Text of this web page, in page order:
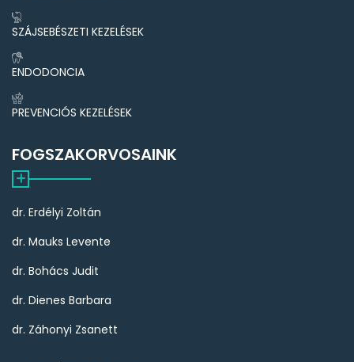
SZÁJSEBÉSZETI KEZELÉSEK
ENDODONCIA
PREVENCIÓS KEZELÉSEK
FOGSZAKORVOSAINK
dr. Erdélyi Zoltán
dr. Mauks Levente
dr. Bohács Judit
dr. Dienes Barbara
dr. Záhonyi Zsanett